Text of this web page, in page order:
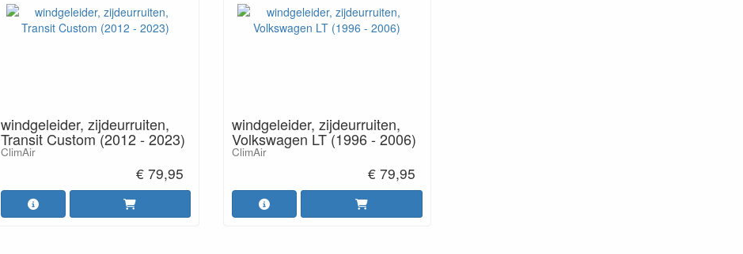
windgeleider, zijdeurruiten,
Transit Custom (2012 - 2023)
ClimAir
€ 79,95
windgeleider, zijdeurruiten,
Volkswagen LT (1996 - 2006)
ClimAir
€ 79,95